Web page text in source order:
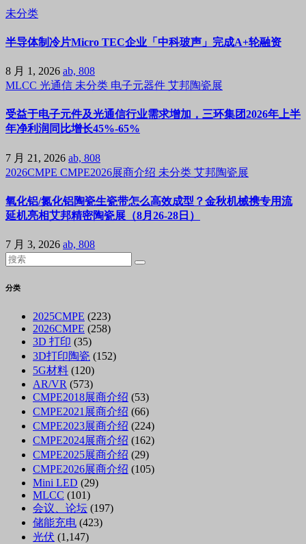
未分类
半导体制冷片Micro TEC企业「中科玻声」完成A+轮融资
8 月 1, 2026 ab, 808
MLCC 光通信 未分类 电子元器件 艾邦陶瓷展
受益于电子元件及光通信行业需求增加，三环集团2026年上半
年净利润同比增长45%-65%
7 月 21, 2026 ab, 808
2026CMPE CMPE2026展商介绍 未分类 艾邦陶瓷展
氧化铝/氮化铝陶瓷生瓷带怎么高效成型？金秋机械携专用流
延机亮相艾邦精密陶瓷展（8月26-28日）
7 月 3, 2026 ab, 808
分类
2025CMPE (223)
2026CMPE (258)
3D 打印 (35)
3D打印陶瓷 (152)
5G材料 (120)
AR/VR (573)
CMPE2018展商介绍 (53)
CMPE2021展商介绍 (66)
CMPE2023展商介绍 (224)
CMPE2024展商介绍 (162)
CMPE2025展商介绍 (29)
CMPE2026展商介绍 (105)
Mini LED (29)
MLCC (101)
会议、论坛 (197)
储能充电 (423)
光伏 (1,147)